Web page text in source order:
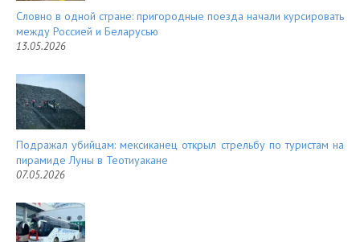
Словно в одной стране: пригородные поезда начали курсировать
между Россией и Беларусью
13.05.2026
Подражал убийцам: мексиканец открыл стрельбу по туристам на
пирамиде Луны в Теотиуакане
07.05.2026